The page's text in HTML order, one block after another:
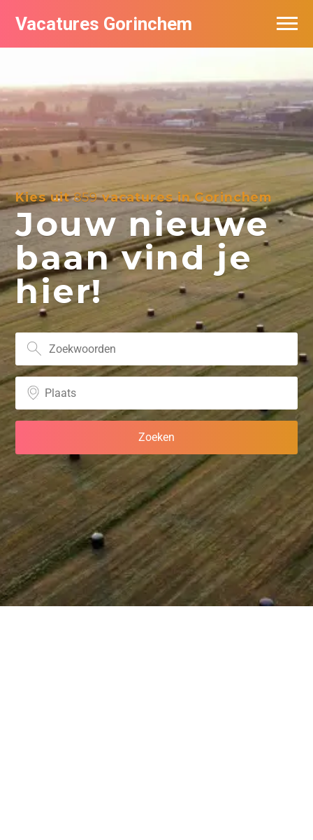
Vacatures Gorinchem
Kies uit859vacatures in Gorinchem
Jouw nieuwe
baan vind je
hier!
Vacatures bij bedrijven in Gorinchem
De populairste vacatures in Gorinchem
Nieuwsbrief feed